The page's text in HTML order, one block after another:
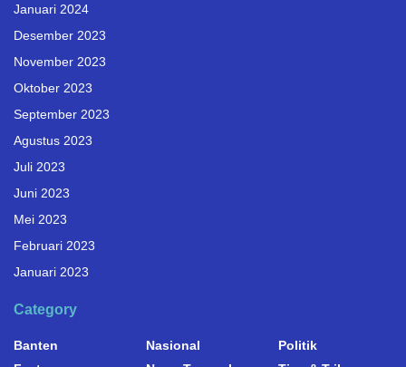
Januari 2024
Desember 2023
November 2023
Oktober 2023
September 2023
Agustus 2023
Juli 2023
Juni 2023
Mei 2023
Februari 2023
Januari 2023
Category
Banten
Nasional
Politik